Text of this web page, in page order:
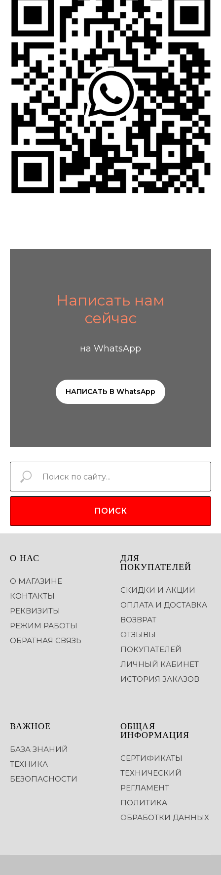
Написать нам
сейчас
на WhatsApp
НАПИСАТЬ В WhatsApp
ПОИСК
О НАС
О МАГАЗИНЕ
КОНТАКТЫ
РЕКВИЗИТЫ
РЕЖИМ РАБОТЫ
ОБРАТНАЯ СВЯЗЬ
ДЛЯ
ПОКУПАТЕЛЕЙ
СКИДКИ И АКЦИИ
ОПЛАТА И ДОСТАВКА
ВОЗВРАТ
ОТЗЫВЫ
ПОКУПАТЕЛЕЙ
ЛИЧНЫЙ КАБИНЕТ
ИСТОРИЯ ЗАКАЗОВ
ВАЖНОЕ
БАЗА ЗНАНИЙ
ТЕХНИКА
БЕЗОПАСНОСТИ
ОБЩАЯ
ИНФОРМАЦИЯ
СЕРТИФИКАТЫ
ТЕХНИЧЕСКИЙ
РЕГЛАМЕНТ
ПОЛИТИКА
ОБРАБОТКИ ДАННЫХ